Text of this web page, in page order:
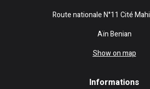
Route nationale N°11 Cité
Aïn Benian
Show on map
Informations